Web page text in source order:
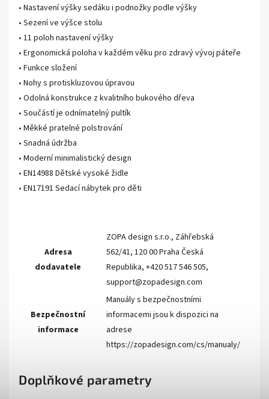
• Nastavení výšky sedáku i podnožky podle výšky
• Sezení ve výšce stolu
• 11 poloh nastavení výšky
• Ergonomická poloha v každém věku pro zdravý vývoj páteře
• Funkce složení
• Nohy s protiskluzovou úpravou
• Odolná konstrukce z kvalitního bukového dřeva
• Součástí je odnímatelný pultík
• Měkké pratelné polstrování
• Snadná údržba
• Moderní minimalistický design
• EN14988 Dětské vysoké židle
• EN17191 Sedací nábytek pro děti
Adresa
dodavatele
ZOPA design s.r.o., Záhřebská
562/41, 120 00 Praha Česká
Republika, +420 517 546 505,
support@zopadesign.com
Bezpečnostní
informace
Manuály s bezpečnostními
informacemi jsou k dispozici na
adrese
https://zopadesign.com/cs/manualy/
Doplňkové parametry